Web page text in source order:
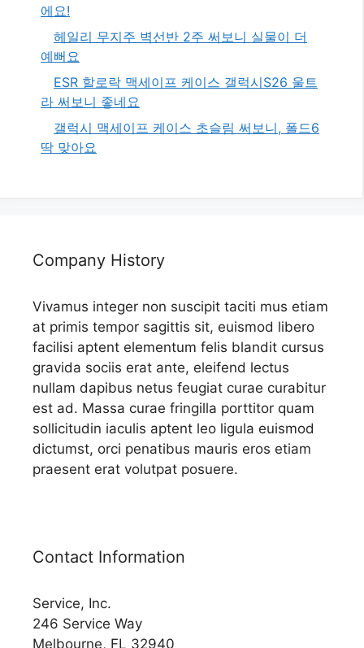
에요!
헤일리 무지주 벽선반 2주 써보니 실물이 더
예뻐요
ESR 할로락 맥세이프 케이스 갤럭시S26 울트
라 써보니 좋네요
갤럭시 맥세이프 케이스 초슬림 써보니, 폴드6
딱 맞아요
Company History
Vivamus integer non suscipit taciti mus etiam
at primis tempor sagittis sit, euismod libero
facilisi aptent elementum felis blandit cursus
gravida sociis erat ante, eleifend lectus
nullam dapibus netus feugiat curae curabitur
est ad. Massa curae fringilla porttitor quam
sollicitudin iaculis aptent leo ligula euismod
dictumst, orci penatibus mauris eros etiam
praesent erat volutpat posuere.
Contact Information
Service, Inc.
246 Service Way
Melbourne, FL 32940